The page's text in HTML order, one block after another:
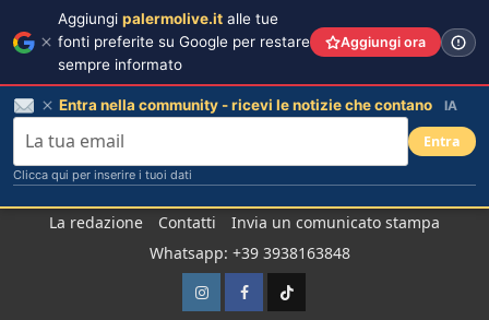
La redazione Contatti
Invia un comunicato stampa
Whatsapp: +39 3938163848
InstagramFacebook
TikTok
Aggiungi palermolive.it alle tue
fonti preferite su Google per restare
sempre informato
Aggiungi ora
Entra nella community - ricevi le notizie che contano IA
Entra
Clicca qui per inserire i tuoi dati